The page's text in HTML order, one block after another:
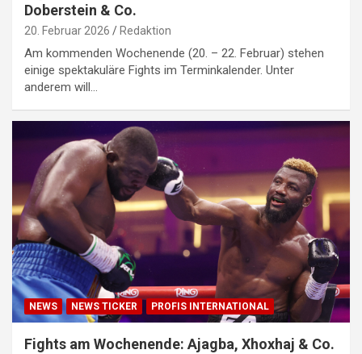
Doberstein & Co.
20. Februar 2026 Redaktion
Am kommenden Wochenende (20. – 22. Februar) stehen
einige spektakuläre Fights im Terminkalender. Unter
anderem will…
NEWS NEWS TICKER PROFIS INTERNATIONAL
Fights am Wochenende: Ajagba, Xhoxhaj & Co.